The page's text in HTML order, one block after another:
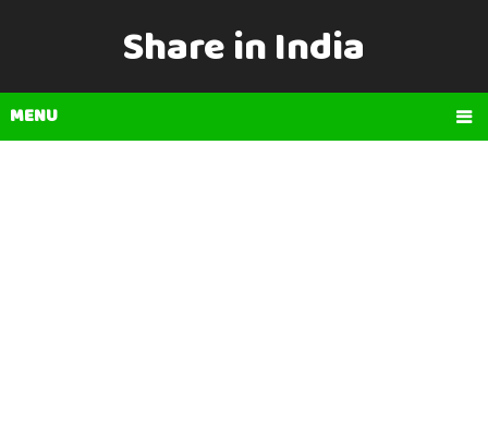
Share in India
MENU